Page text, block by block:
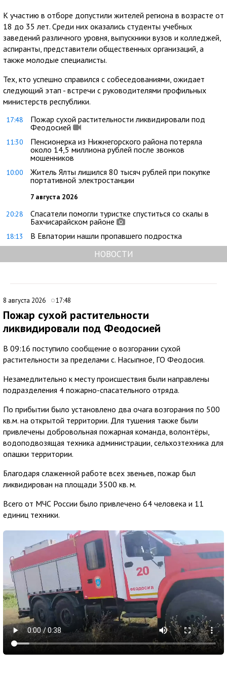
К участию в отборе допустили жителей региона в возрасте от
18 до 35 лет. Среди них оказались студенты учебных
заведений различного уровня, выпускники вузов и колледжей,
аспиранты, представители общественных организаций, а
также молодые специалисты.
Тех, кто успешно справился с собеседованиями, ожидает
следующий этап - встречи с руководителями профильных
министерств республики.
17:48
Пожар сухой растительности ликвидировали под
Феодосией
11:30
Пенсионерка из Нижнегорского района потеряла
около 14,5 миллиона рублей после звонков
мошенников
10:00
Житель Ялты лишился 80 тысяч рублей при покупке
портативной электростанции
7 августа 2026
20:28
Спасатели помогли туристке спуститься со скалы в
Бахчисарайском районе
18:13 В Евпатории нашли пропавшего подростка
НОВОСТИ
8 августа 2026 17:48
Пожар сухой растительности
ликвидировали под Феодосией
В 09:16 поступило сообщение о возгорании сухой
растительности за пределами с. Насыпное, ГО Феодосия.
Незамедлительно к месту происшествия были направлены
подразделения 4 пожарно-спасательного отряда.
По прибытии было установлено два очага возгорания по 500
кв.м. на открытой территории. Для тушения также были
привлечены добровольная пожарная команда, волонтёры,
водоподвозящая техника администрации, сельхозтехника для
опашки территории.
Благодаря слаженной работе всех звеньев, пожар был
ликвидирован на площади 3500 кв. м.
Всего от МЧС России было привлечено 64 человека и 11
единиц техники.